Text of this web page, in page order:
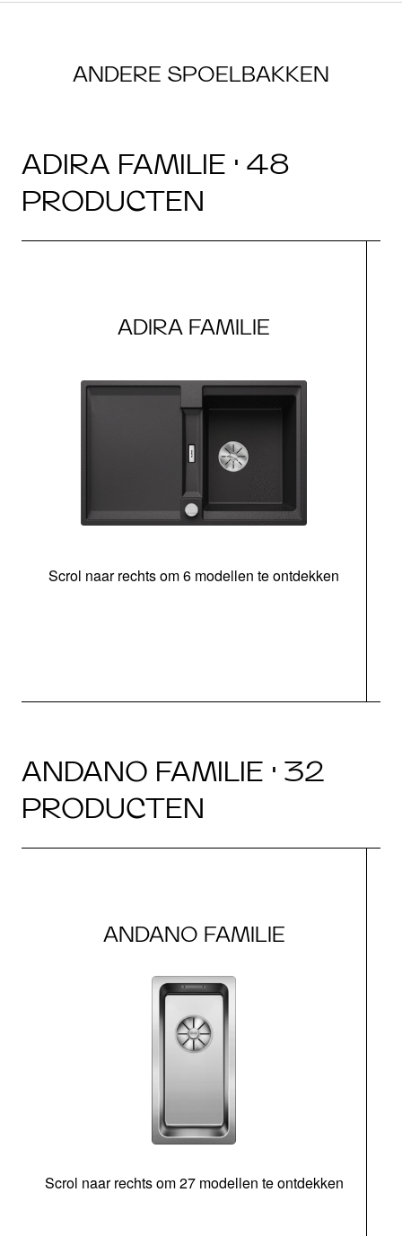
ANDERE SPOELBAKKEN
ADIRA FAMILIE · 48
PRODUCTEN
ADIRA FAMILIE
Scrol naar rechts om 6 modellen te ontdekken
ANDANO FAMILIE · 32
PRODUCTEN
ANDANO FAMILIE
Scrol naar rechts om 27 modellen te ontdekken